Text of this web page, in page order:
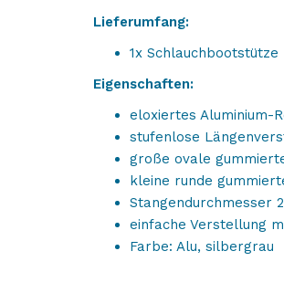
Lieferumfang:
1x Schlauchbootstütze
Eigenschaften:
eloxiertes Aluminium-
stufenlose
große ovale
kleine runde
Stangendurchmesser
einfache Verstellung
Farbe: Alu, silbergrau